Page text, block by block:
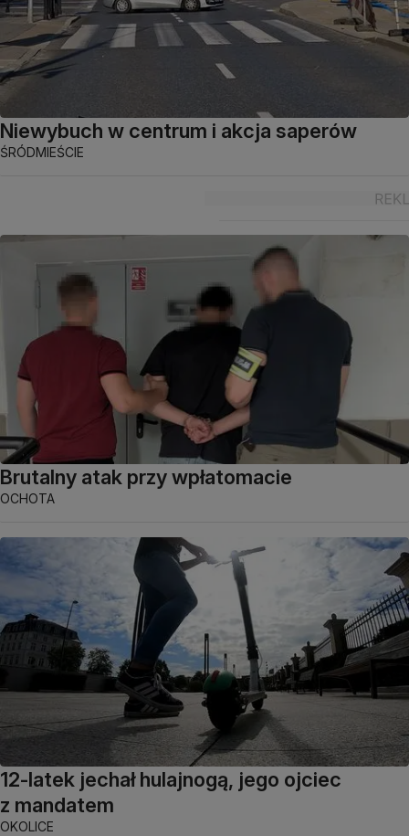
Niewybuch w centrum i akcja saperów
ŚRÓDMIEŚCIE
Brutalny atak przy wpłatomacie
OCHOTA
12-latek jechał hulajnogą, jego ojciec
z mandatem
OKOLICE